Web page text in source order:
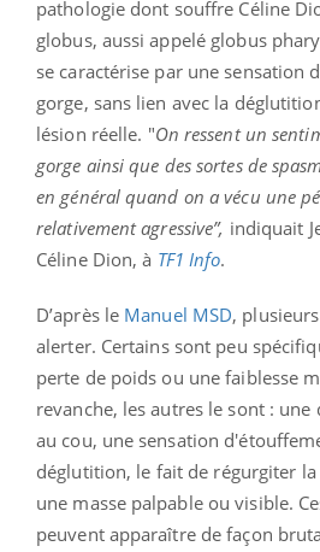
pathologie dont souffre Céline
globus, aussi appelé globus
se caractérise par une sensation
gorge, sans lien avec la
lésion réelle. "On ressent un
gorge ainsi que des sortes de
en général quand on a vécu une
relativement agressive”, indiquait
Céline Dion, à TF1 Info.
D’après le Manuel MSD,
alerter. Certains sont peu
perte de poids ou une faiblesse
revanche, les autres le sont :
au cou, une sensation
déglutition, le fait de régurgiter
une masse palpable ou visible.
peuvent apparaître de façon